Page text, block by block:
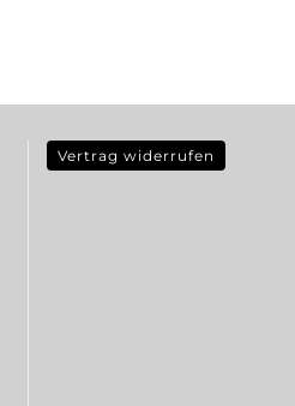
Vertrag widerrufen